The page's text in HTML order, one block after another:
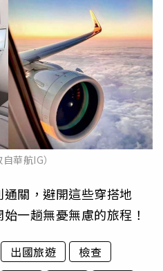
自華航IG）
關，避開這些穿搭地
一趟無憂無慮的旅程！
出國旅遊
檢查